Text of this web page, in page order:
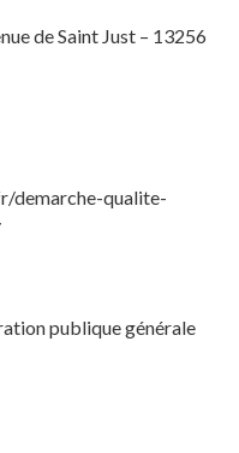
de Saint Just – 13256
demarche-qualite-
publique générale